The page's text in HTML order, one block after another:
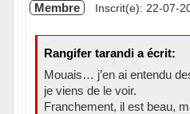
Membre Inscrit(e): 22-07-
Rangifer tarandi a écrit:
Mouais… j’en ai entendu
je viens de le voir.
Franchement, il est beau,